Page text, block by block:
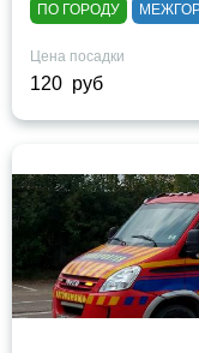
ПО ГОРОДУ
Цена посадки
120 руб